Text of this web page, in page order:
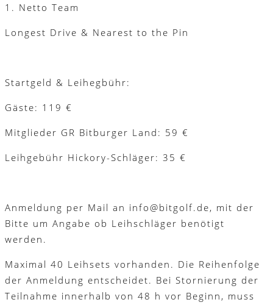
1. Netto Team
Longest Drive & Nearest to the Pin
Startgeld & Leihegbühr:
Gäste: 119 €
Mitglieder GR Bitburger Land: 59 €
Leihgebühr Hickory-Schläger: 35 €
Anmeldung per Mail an info@bitgolf.de, mit der
Bitte um Angabe ob Leihschläger benötigt
werden.
Maximal 40 Leihsets vorhanden. Die Reihenfolge
der Anmeldung entscheidet. Bei Stornierung der
Teilnahme innerhalb von 48 h vor Beginn, muss